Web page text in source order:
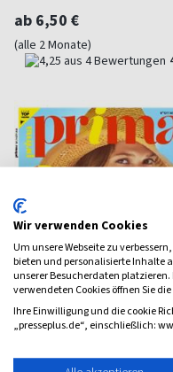
ab 6,50 €
(alle 2 Monate)
Prima (F)
Wir verwenden Cookies
Um unsere Webseite zu
bieten und personalisierte Inhalte
unserer Besucherdaten
verwendeten Cookies öffnen Sie
Ihre Einwilligung und die cookie
„presseplus.de“, einschließlich: